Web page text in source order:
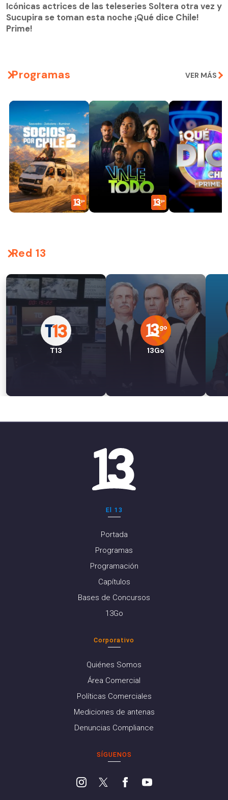
Icónicas actrices de las teleseries Soltera otra vez y
Sucupira se toman esta noche ¡Qué dice Chile!
Prime!
Programas VER MÁS
Red 13
T13 13Go
El 13
Portada
Programas
Programación
Capítulos
Bases de Concursos
13Go
Corporativo
Quiénes Somos
Área Comercial
Políticas Comerciales
Mediciones de antenas
Denuncias Compliance
SÍGUENOS